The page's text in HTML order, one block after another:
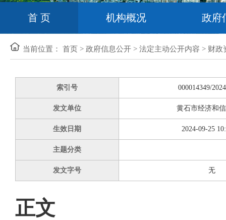
首 页 机构概况 政府
当前位置： 首页 > 政府信息公开 > 法定主动公开内容 > 财政
索引号 000014349/
发文单位 黄石市经济和
生效日期 2024-09-25
主题分类
发文字号 无
正文